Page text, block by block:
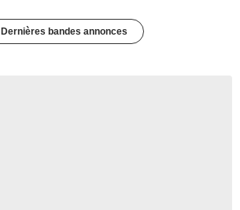
Dernières bandes annonces